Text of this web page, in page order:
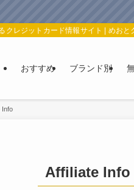
クレジットカード情報サイト | めおと
おすすめ ブランド別
Info
Affiliate Info